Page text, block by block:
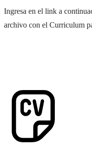
Ingresa en el link a
archivo con el Curriculum